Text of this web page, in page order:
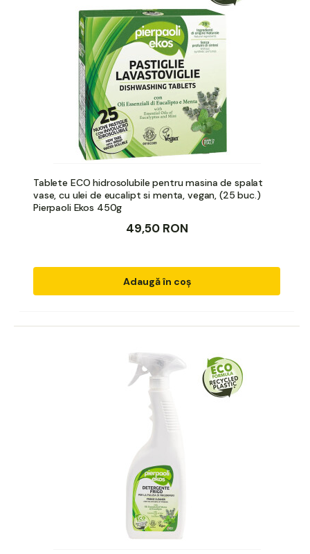
Tablete ECO hidrosolubile pentru masina de spalat
vase, cu ulei de eucalipt si menta, vegan, (25 buc.)
Pierpaoli Ekos 450g
49,50 RON
Adaugă în coș